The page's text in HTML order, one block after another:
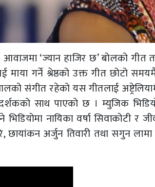
‘ज्यान हाजिर छ’ बोलको गीत
गर्ने श्रेष्ठको उक्त गीत छोटो
संगीत रहेको यस गीतलाई
दर्शकको साथ पाएको छ । म्युजिक
नायिका वर्षा सिवाकोटी र
छायांकन अर्जुन तिवारी तथा सगुन लामा